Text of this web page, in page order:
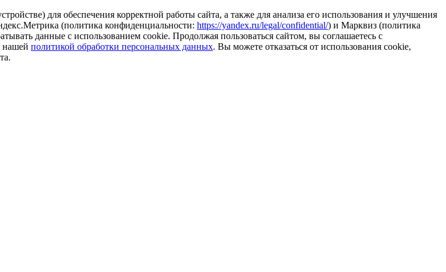
для обеспечения корректной работы сайта, а также для анализа его использования и улучшения
(политика конфиденциальности: https://yandex.ru/legal/confidential/) и Марквиз (политика
данные с использованием cookie. Продолжая пользоваться сайтом, вы соглашаетесь с
нашей политикой обработки персональных данных. Вы можете отказаться от использования cookie,